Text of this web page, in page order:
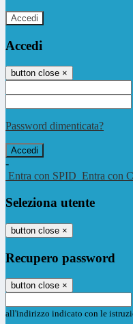
Accedi
Accedi
button close ×
Password dimenticata?
-
Entra con SPID Entra con
Seleziona utente
button close ×
Recupero password
button close ×
all'indirizzo indicato con le